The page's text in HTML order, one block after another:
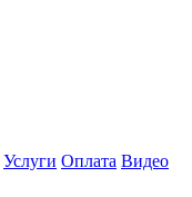
Услуги Оплата Видео